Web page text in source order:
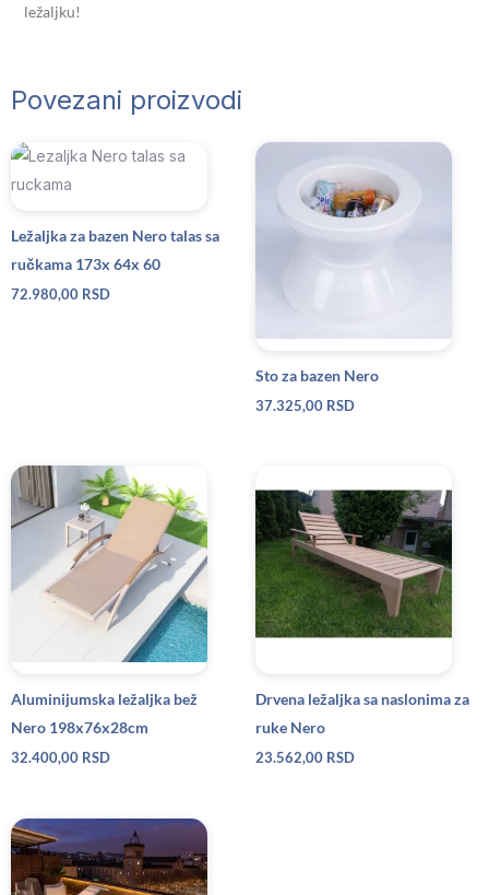
ležaljku!
Povezani proizvodi
Ležaljka za bazen Nero talas sa
ručkama 173x 64x 60
72.980,00 RSD
Sto za bazen Nero
37.325,00 RSD
Aluminijumska ležaljka bež
Nero 198x76x28cm
32.400,00 RSD
Drvena ležaljka sa naslonima za
ruke Nero
23.562,00 RSD